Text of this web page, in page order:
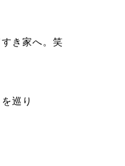
き家へ。笑
巡り